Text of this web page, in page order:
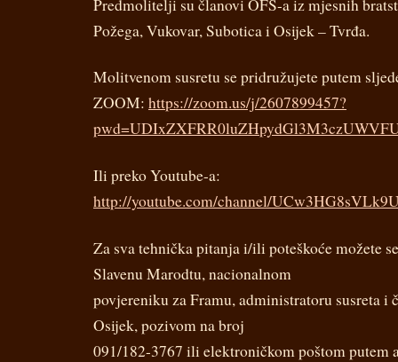
Predmolitelji su članovi OFS-a iz mjesnih
Požega, Vukovar, Subotica i Osijek – Tvrđa.
Molitvenom susretu se pridružujete putem
ZOOM: https://zoom.us/j/2607899457?
Ili preko Youtube-a:
http://youtube.com/channel/
Za sva tehnička pitanja i/ili poteškoće možete
Slavenu Marodtu, nacionalnom
povjereniku za Framu, administratoru susreta i
Osijek, pozivom na broj
091/182-3767 ili elektroničkom poštom putem